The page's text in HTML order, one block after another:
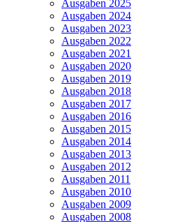
Ausgaben 2025
Ausgaben 2024
Ausgaben 2023
Ausgaben 2022
Ausgaben 2021
Ausgaben 2020
Ausgaben 2019
Ausgaben 2018
Ausgaben 2017
Ausgaben 2016
Ausgaben 2015
Ausgaben 2014
Ausgaben 2013
Ausgaben 2012
Ausgaben 2011
Ausgaben 2010
Ausgaben 2009
Ausgaben 2008